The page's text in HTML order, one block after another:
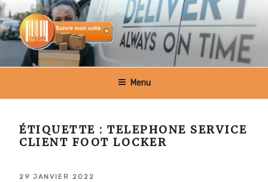
Aller
au
contenu
principal
SUIVRE MON COLIS BELGIQUE
Menu
ÉTIQUETTE :TELEPHONE SERVICE
CLIENT FOOT LOCKER
PUBLIÉ
29 JANVIER 2022